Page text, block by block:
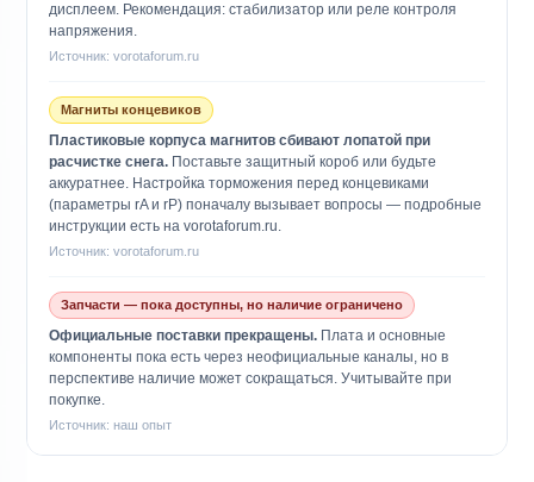
дисплеем. Рекомендация: стабилизатор или реле контроля
напряжения.
Источник: vorotaforum.ru
Магниты концевиков
Пластиковые корпуса магнитов сбивают лопатой при
расчистке снега. Поставьте защитный короб или будьте
аккуратнее. Настройка торможения перед концевиками
(параметры rA и rP) поначалу вызывает вопросы — подробные
инструкции есть на vorotaforum.ru.
Источник: vorotaforum.ru
Запчасти — пока доступны, но наличие ограничено
Официальные поставки прекращены. Плата и основные
компоненты пока есть через неофициальные каналы, но в
перспективе наличие может сокращаться. Учитывайте при
покупке.
Источник: наш опыт